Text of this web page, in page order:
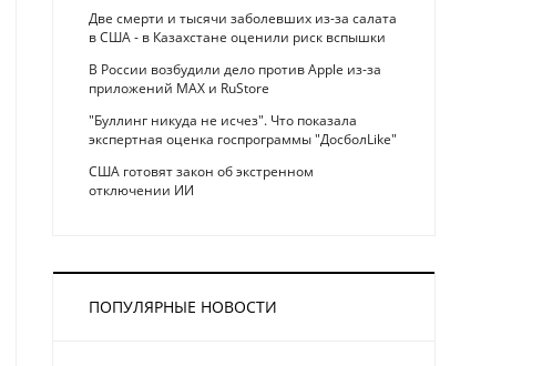
Две смерти и тысячи заболевших из-за салата
в США - в Казахстане оценили риск вспышки
В России возбудили дело против Apple из-за
приложений MAX и RuStore
"Буллинг никуда не исчез". Что показала
экспертная оценка госпрограммы "ДосболLike"
США готовят закон об экстренном
отключении ИИ
ПОПУЛЯРНЫЕ НОВОСТИ